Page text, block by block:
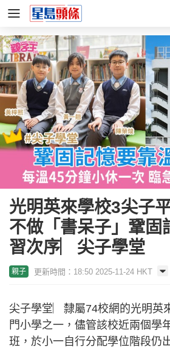
光明英來學校3尖子
不做「書呆子」鞏固
習次序︳尖子學堂
親子 更新時間：18:50 2025-11-24 HKT
尖子學堂︳隸屬74校網的光明英
門小學之一，儘管該校近兩個學
班，於小一自行分配學位階段仍